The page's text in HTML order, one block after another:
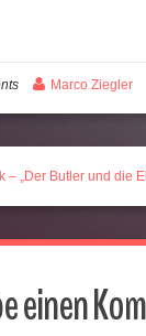
Marco Ziegler
– „Der Butler und die
einen